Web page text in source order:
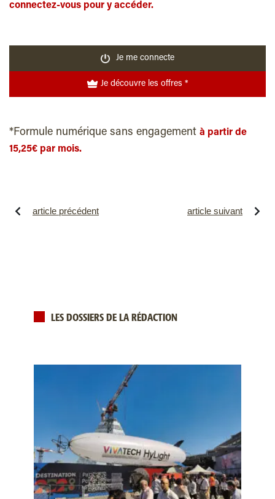
connectez-vous pour y accéder.
Je me connecte
Je découvre les offres *
*Formule numérique sans engagement à partir de
15,25€ par mois.
article précédent article suivant
LES DOSSIERS DE LA RÉDACTION